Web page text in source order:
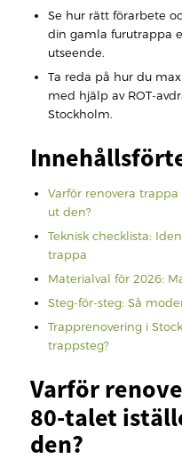
Se hur rätt förarbete
din gamla furutrappa
utseende.
Ta reda på hur du
med hjälp av ROT-
Stockholm.
Varför renovera
ut den?
Teknisk checklista:
trappa
Materialval för 2026:
Steg-för-steg: Så
Trapprenovering i
trappsteg?
Varför
80-talet
den?